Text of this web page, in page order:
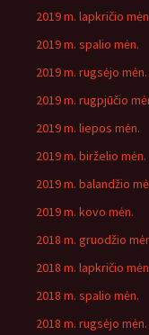
2019 m. lapkričio
2019 m. spalio mėn.
2019 m. rugsėjo mėn.
2019 m. rugpjūčio
2019 m. liepos mėn.
2019 m. birželio mėn.
2019 m. balandžio
2019 m. kovo mėn.
2018 m. gruodžio
2018 m. lapkričio
2018 m. spalio mėn.
2018 m. rugsėjo mėn.